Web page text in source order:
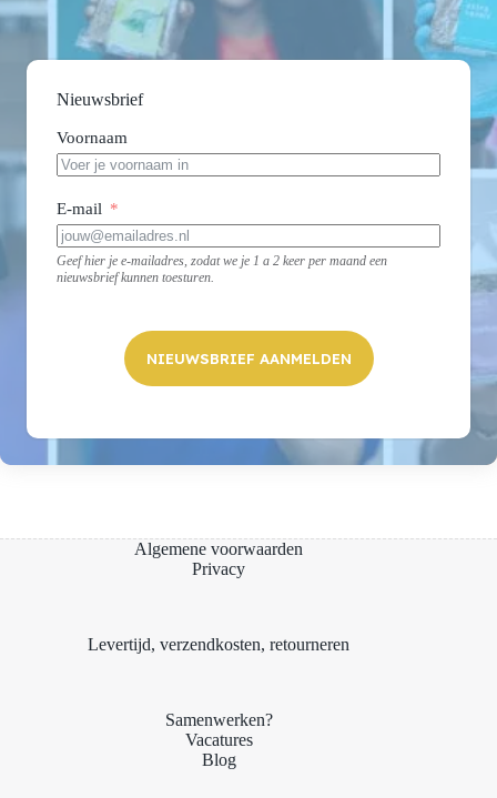
Nieuwsbrief
Voornaam
E-mail
Geef hier je e-mailadres, zodat we je 1 a 2 keer per maand een
nieuwsbrief kunnen toesturen.
NIEUWSBRIEF AANMELDEN
Algemene voorwaarden
Privacy
Levertijd, verzendkosten, retourneren
Samenwerken?
Vacatures
Blog